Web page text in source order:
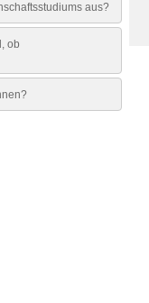
aus?
ob